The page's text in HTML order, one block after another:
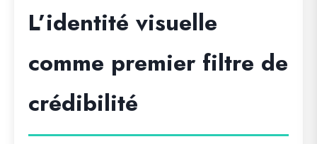
L’identité visuelle
comme premier filtre de
crédibilité